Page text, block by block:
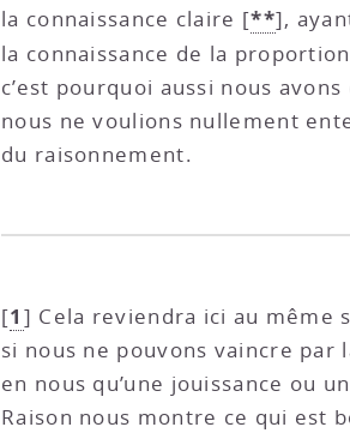
la connaissance claire [**],
la connaissance de la proportion
c’est pourquoi aussi nous
nous ne voulions nullement
du raisonnement.
[1 ] Cela reviendra ici au même
si nous ne pouvons vaincre par
en nous qu’une jouissance ou
Raison nous montre ce qui est